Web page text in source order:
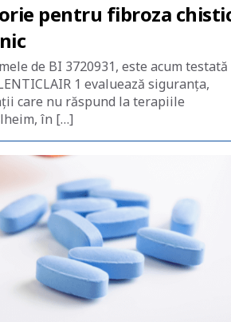
pentru fibroza
de BI 3720931, este acum testată
1 evaluează siguranța,
care nu răspund la terapiile
în […]